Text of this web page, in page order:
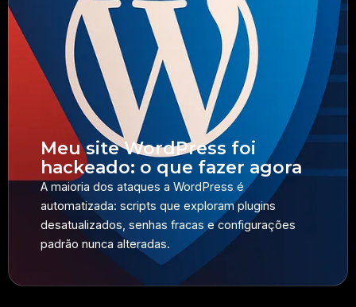
Meu site WordPress foi
hackeado: o que fazer agora
A maioria dos ataques a WordPress é
automatizada: scripts que exploram plugins
desatualizados, senhas fracas e configurações
padrão nunca alteradas.